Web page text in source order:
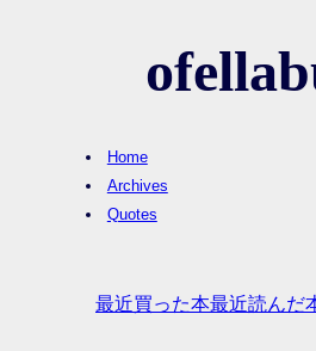
Home
Archives
Quotes
最近買った本最近読んだ